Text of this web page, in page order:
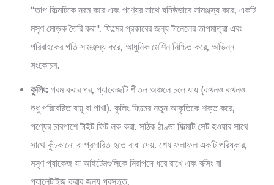
“তাপ ফিল্মটিকে নরম করে এবং পণ্যের সাথে ঘনিষ্ঠভাবে সামঞ্জস্য করে, একটি
মসৃণ মোড়ক তৈরি করা". ফিল্মের প্রকারের জন্য টানেলের তাপমাত্রা এবং
পরিবাহকের গতি সামঞ্জস্য করে, আধুনিক মেশিন নিশ্চিত করে, অভিন্ন
সংকোচন.
কুলিং: গরম করার পর, প্যাকেজটি শীতল অঞ্চলে চলে যায় (কখনও কখনও
শুধু পরিবেষ্টিত বায়ু বা পাখা). কুলিং ফিল্মের নতুন আকৃতিকে শক্ত করে,
পণ্যের চারপাশে টাইট ফিট লক করা. সঠিক ঠাণ্ডা ফিল্মটি সেট হওয়ার সাথে
সাথে কুঁচকানো বা প্রসারিত হতে বাধা দেয়. শেষ ফলাফল একটি পরিষ্কার,
মসৃণ প্যাকেজ যা আইটেমগুলিকে নিরাপদে ধরে রাখে এবং বক্সিং বা
প্যালেটাইজ করার জন্য প্রস্তুত.